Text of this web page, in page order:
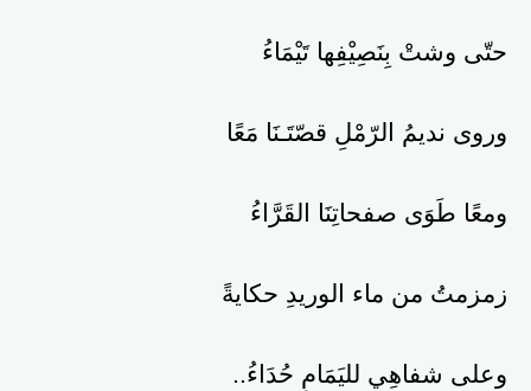
حتّى وشتْ بِنَصِيْفِها تَيْمَاءُ
وروى نديمُ الرّمْلِ قصّتَـنَا مَعًا
ومعًا طَوَى صفحاتِنَا القَرَّاءُ
زمزمتُ من ماء الوريدِ حكايةً
وعلى شفاهِي لليَمَامِ حُدَاءُ..